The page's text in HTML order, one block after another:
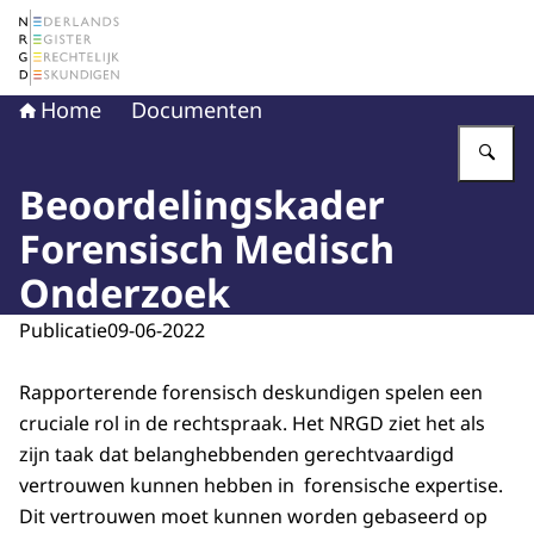
Naar de homepage van Nederlands Register
Home Documenten
Beoordelingskader
Forensisch Medisch
Onderzoek
Publicatie09-06-2022
Rapporterende forensisch deskundigen spelen een
cruciale rol in de rechtspraak. Het NRGD ziet het als
zijn taak dat belanghebbenden gerechtvaardigd
vertrouwen kunnen hebben in forensische expertise.
Dit vertrouwen moet kunnen worden gebaseerd op